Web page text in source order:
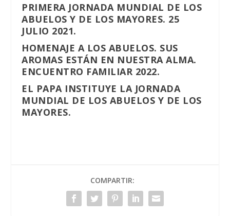
PRIMERA JORNADA MUNDIAL DE LOS
ABUELOS Y DE LOS MAYORES. 25
JULIO 2021.
HOMENAJE A LOS ABUELOS. SUS
AROMAS ESTÁN EN NUESTRA ALMA.
ENCUENTRO FAMILIAR 2022.
EL PAPA INSTITUYE LA JORNADA
MUNDIAL DE LOS ABUELOS Y DE LOS
MAYORES.
COMPARTIR: